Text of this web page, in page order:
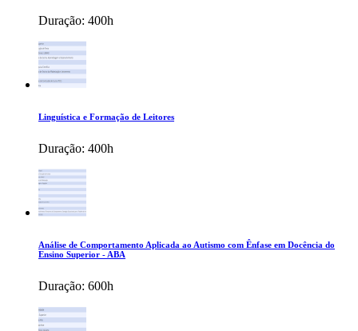
Duração: 400h
Linguística e Formação de Leitores
Duração: 400h
Análise de Comportamento Aplicada ao Autismo com Ênfase em Docência do
Ensino Superior - ABA
Duração: 600h